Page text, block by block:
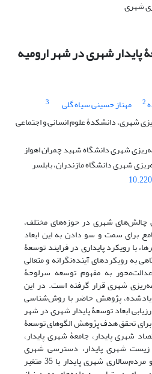
پایدار شهری در شهر ارومیه
2 مهناز حسینی سیاه گلی
3
شهری، دانشکدۀ علوم انسانی و اجتماعی
شهری دانشگاه شهید چمران اهواز
شهری دانشگاه مازندران، بابلسر
چالش‌های شهری در حوزه‌های مختلف،
برای سمت و سو دادن به این ابعاد
با رویکرد پایداری در فرایند توسعۀ
به رویکردهای آینده‌نگرانه و متعالی
به مفهوم توسعه سرلوحۀ
شهری قرار گرفته است. در این
پژوهش حاضر با روش‌شناسی
ابعاد توسعۀ پایدار شهری در شهر
برای تحقق هدف پژوهش الگوهای توسعۀ
7 عنوان اقتصاد شهری پایدار، جامعۀ شهری پایدار،
زیست شهری پایدار، دسترسی شهری
پایدار، زندگی شهری پایدار و مردم‌سالاری شهری پایدار با 35 متغیر